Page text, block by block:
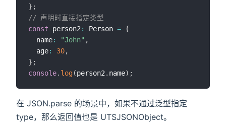
} ;
// 声明时直接指定类型
const person2 : Person = {
  name
: "John" ,
  age
: 30,
} ;
console. log(person2 . name) ;
在 JSON.parse 的场景中，如果不通过泛型指定
type，那么返回值也是 UTSJSONObject。